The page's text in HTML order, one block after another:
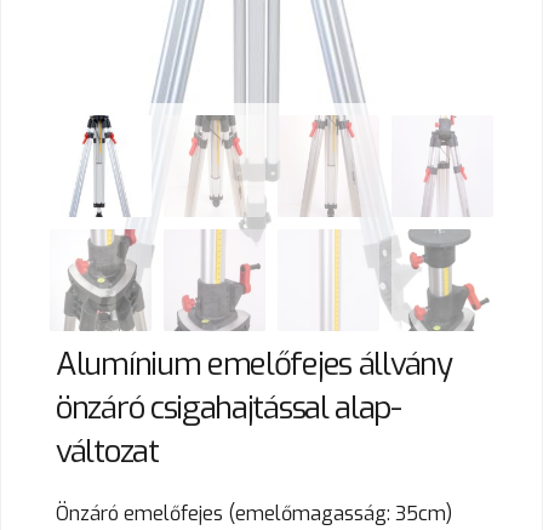
Alumínium emelőfejes állvány
önzáró csigahajtással alap-
változat
Önzáró emelőfejes (emelőmagasság: 35cm)